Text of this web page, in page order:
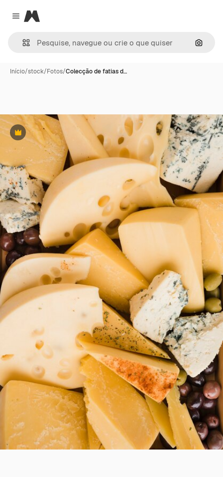
Close menu
Magnific
Início/stock/Fotos/Colecção de fatias d…
Premium